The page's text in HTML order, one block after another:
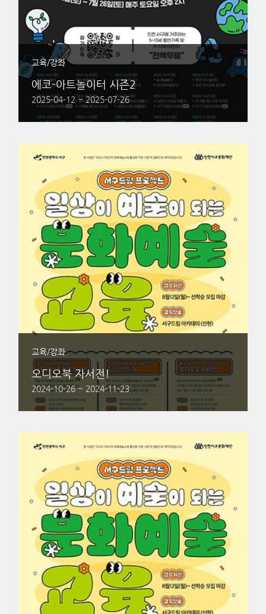
교육/강좌
에코-아트놀이터 시즌2
2025-04-12 ~ 2025-07-26
교육/강좌
오디오북 자서전!
2024-10-26 ~ 2024-11-23